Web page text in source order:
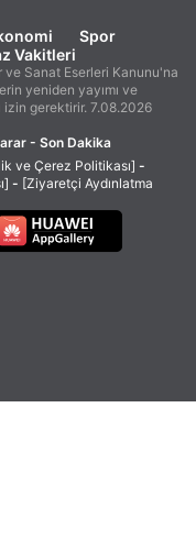
Spor
Vakitleri
ve Sanat Eserleri Kanunu'na
yeniden yayımı ve
izin gerektirir. 7.08.2026
- Son Dakika
ve Çerez Politikası] -
- [Ziyaretçi Aydınlatma